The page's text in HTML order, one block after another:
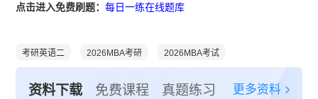
点击进入免费刷题：每日一练在线题库
考研英语二 2026MBA考研 2026MBA考试
资料下载 免费课程 真题练习 更多资料